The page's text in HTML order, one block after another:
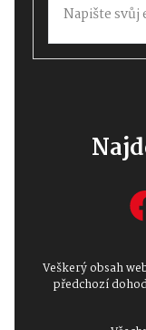
Veškerý obsah
předchozí